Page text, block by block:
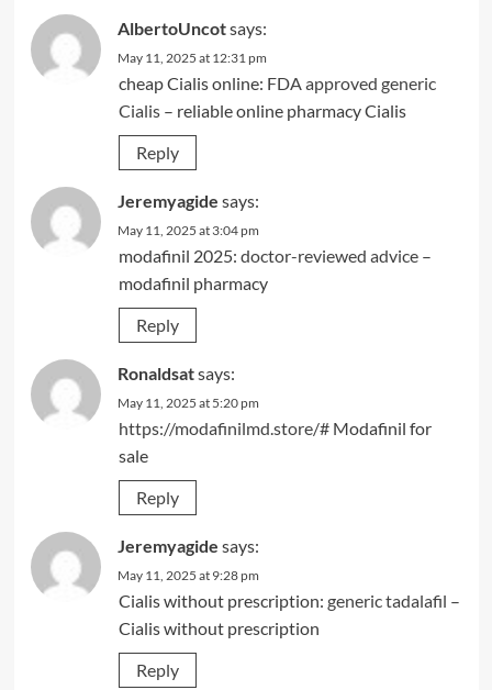
AlbertoUncotsays:
May 11, 2025 at 12:31 pm
cheap Cialis online: FDA approved generic
Cialis– reliable online pharmacy Cialis
Reply
Jeremyagide says:
May 11, 2025 at 3:04 pm
modafinil 2025: doctor-reviewed advice–
modafinil pharmacy
Reply
Ronaldsatsays:
May 11, 2025 at 5:20 pm
https://modafinilmd.store/#Modafinil for
sale
Reply
Jeremyagide says:
May 11, 2025 at 9:28 pm
Cialis without prescription: generic tadalafil –
Cialis without prescription
Reply